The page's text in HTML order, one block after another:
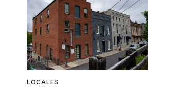
LOCALES